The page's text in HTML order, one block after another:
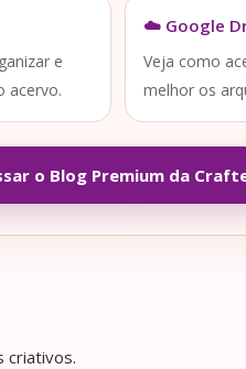
e
acervo.
☁️ Google
Veja como
melhor os
o Blog Premium da
criativos.